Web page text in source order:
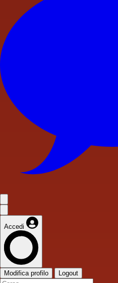
Accedi
Modifica profilo Logout